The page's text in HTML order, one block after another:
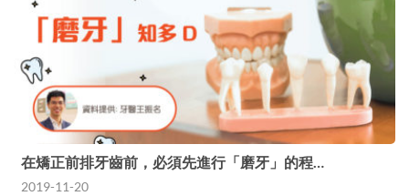
在矯正前排牙齒前，必須先進行「磨牙」的程…
2019-11-20